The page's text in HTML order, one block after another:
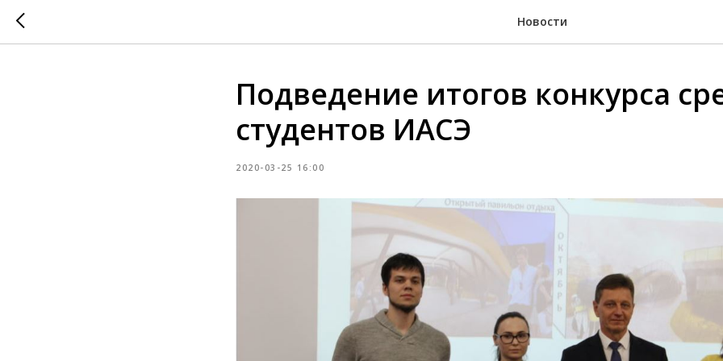
Новости
Подведение итогов конкурса
студентов ИАСЭ
2020-03-25 16:00